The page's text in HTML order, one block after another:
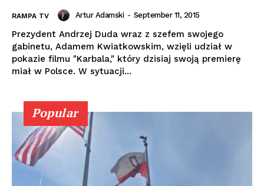
RAMPA TV Artur Adamski - September 11, 2015
Prezydent Andrzej Duda wraz z szefem swojego
gabinetu, Adamem Kwiatkowskim, wzięli udział w
pokazie filmu "Karbala," który dzisiaj swoją premierę
miał w Polsce. W sytuacji...
Popular